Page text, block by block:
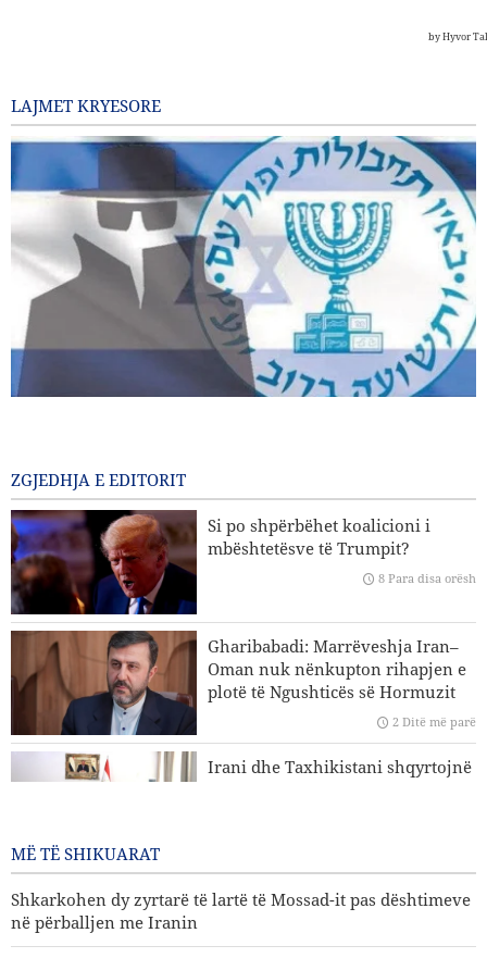
LAJMET KRYESORE
Ligjvënësi amerikan: “Pabarazia” e kapaciteteve raketore të
SHBA-së përballë Iranit është plotësisht e dukshme
Koment | E ardhmja e sigurisë së rajonit; pse roli qendror i
vendeve të rajonit është një domosdoshmëri?
Koment | Kriza në ushtrinë e regjimit sionist; rraskapitje
fizike dhe kolaps psikologjik
Analizë | Erozioni i arsenalit amerikan në luftën me
Iranin; një paralajmërim për fuqinë parandaluese të
Uashingtonit
ZGJEDHJA E EDITORIT
Si po shpërbëhet koalicioni i
mbështetësve të Trumpit?
8 Para disa orësh
Gharibabadi: Marrëveshja Iran–
Oman nuk nënkupton rihapjen e
plotë të Ngushticës së Hormuzit
2 Ditë më parë
Irani dhe Taxhikistani shqyrtojnë
MË TË SHIKUARAT
Shkarkohen dy zyrtarë të lartë të Mossad-it pas dështimeve
në përballjen me Iranin